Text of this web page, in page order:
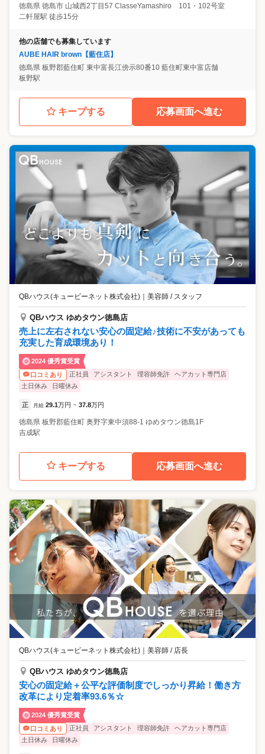
徳島県 徳島市 山城西2丁目57 ClasseYamashiro 101・102号室
二軒屋駅 徒歩15分
他の店舗でも募集しています
AUBE HAIR brown【藍住店】
徳島県 板野郡藍住町 東中富長江傍示80番10 藍住町東中富店舗
板野駅
キープする 応募画面へ進む
QBハウス(キュービーネット株式会社) ｜ 美容師 / スタッフ
QBハウス ゆめタウン徳島店
売上に左右されない安心の固定給♪技術に不安があっても
充実した育成環境あり！
2024 優秀賞受賞
口コミあり
正社員 アシスタント 理容師免許
ヘアカット専門店
土日休み
日曜休み
正 月給 29.1万円 ~ 37.8万円
徳島県 板野郡藍住町 奥野字東中須88-1 ゆめタウン徳島1F
吉成駅
キープする 応募画面へ進む
QBハウス(キュービーネット株式会社) ｜ 美容師 / 店長
QBハウス ゆめタウン徳島店
安心の固定給＋公平な評価制度でしっかり昇給！働き方
改革により定着率93.6％☆
2024 優秀賞受賞
口コミあり
正社員 アシスタント 理容師免許
ヘアカット専門店
土日休み
日曜休み